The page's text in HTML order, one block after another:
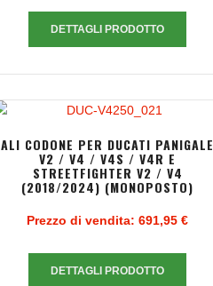
DETTAGLI PRODOTTO
ALI CODONE PER DUCATI PANIGALE
V2 / V4 / V4S / V4R E
STREETFIGHTER V2 / V4
(2018/2024) (MONOPOSTO)
Prezzo di vendita:691,95 €
DETTAGLI PRODOTTO